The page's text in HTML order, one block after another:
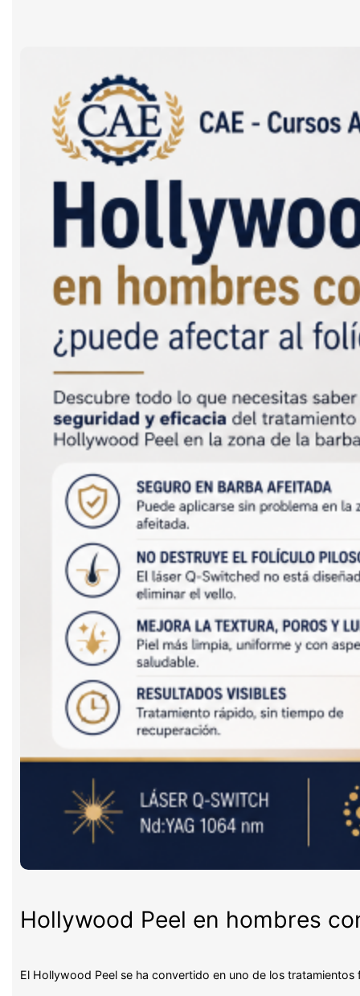
Hollywood Peel en hombres
El Hollywood Peel se ha convertido en uno de los tratamientos